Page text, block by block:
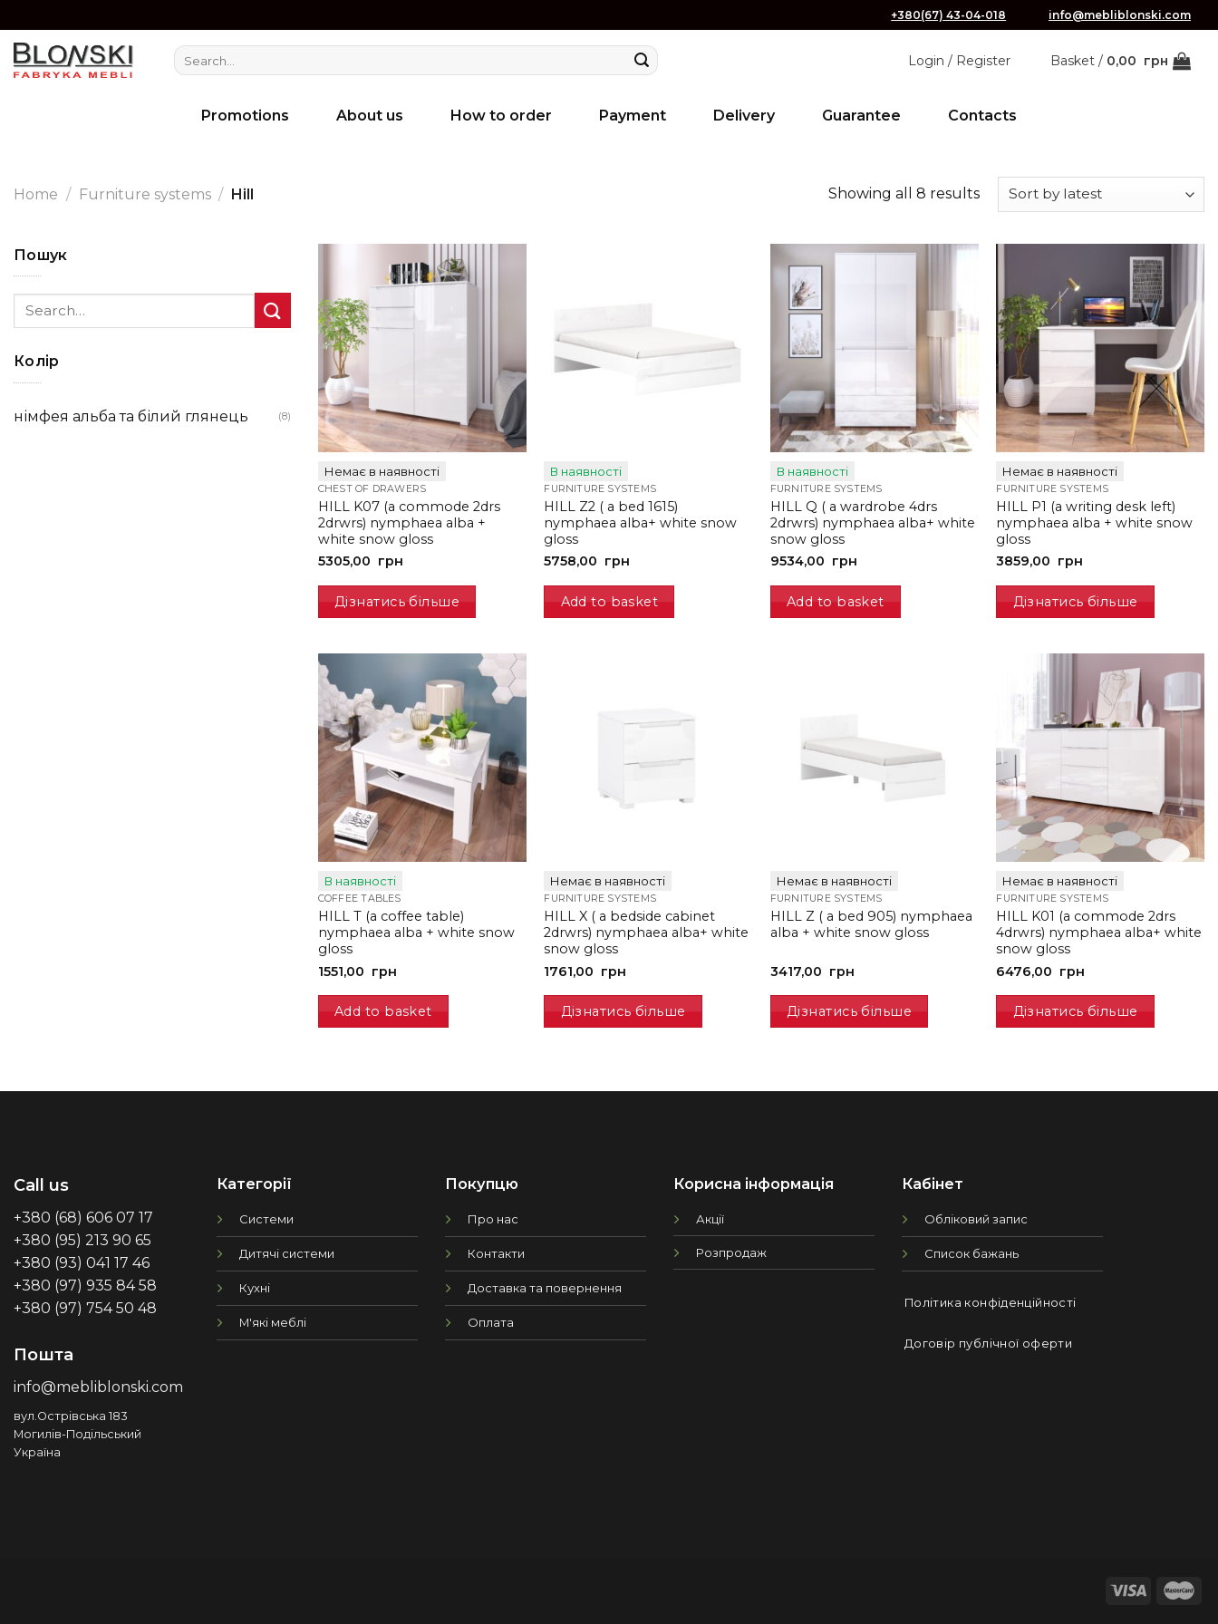
to
content
+380(67) 43-04-018 info@mebliblonski.com
Search
for:
Login / Register Basket / 0,00 грн
Promotions About us How to order Payment Delivery Guarantee Contacts
Home / Furniture systems / Hill Showing all 8 results
Пошук
Search
for:
Колір
німфея альба та білий глянець (8)
Немає в наявності
CHEST OF DRAWERS
HILL K07 (a commode 2drs
2drwrs) nymphaea alba +
white snow gloss
5305,00 грн
Дізнатись більше
В наявності
FURNITURE SYSTEMS
HILL Z2 ( a bed 1615)
nymphaea alba+ white snow
gloss
5758,00 грн
Add to basket
В наявності
FURNITURE SYSTEMS
HILL Q ( a wardrobe 4drs
2drwrs) nymphaea alba+ white
snow gloss
9534,00 грн
Add to basket
Немає в наявності
FURNITURE SYSTEMS
HILL P1 (a writing desk left)
nymphaea alba + white snow
gloss
3859,00 грн
Дізнатись більше
В наявності
COFFEE TABLES
HILL T (a coffee table)
nymphaea alba + white snow
gloss
1551,00 грн
Add to basket
Немає в наявності
FURNITURE SYSTEMS
HILL X ( a bedside cabinet
2drwrs) nymphaea alba+ white
snow gloss
1761,00 грн
Дізнатись більше
Немає в наявності
FURNITURE SYSTEMS
HILL Z ( a bed 905) nymphaea
alba + white snow gloss
3417,00 грн
Дізнатись більше
Немає в наявності
FURNITURE SYSTEMS
HILL K01 (a commode 2drs
4drwrs) nymphaea alba+ white
snow gloss
6476,00 грн
Дізнатись більше
Call us
+380 (68) 606 07 17
+380 (95) 213 90 65
+380 (93) 041 17 46
+380 (97) 935 84 58
+380 (97) 754 50 48
Пошта
info@mebliblonski.com
вул.Острівська 183
Могилів-Подільський
Україна
Категорії
Системи
Дитячі системи
Кухні
М'які меблі
Покупцю
Про нас
Контакти
Доставка та повернення
Оплата
Корисна інформація
Акції
Розпродаж
Кабінет
Обліковий запис
Список бажань
Політика конфіденційності
Договір публічної оферти